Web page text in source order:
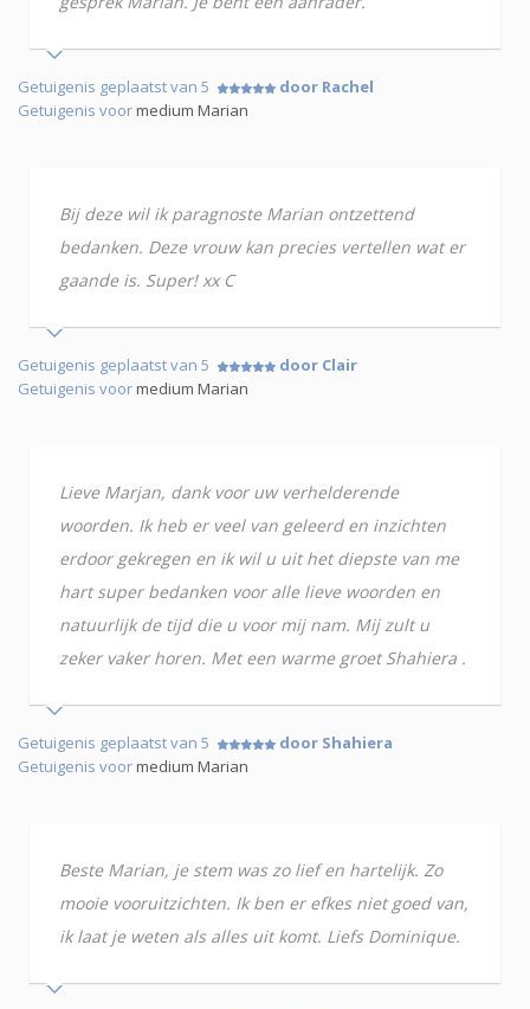
Getuigenis geplaatst van 5
door Rachel
Getuigenis voormedium Marian
Bij deze wil ik paragnoste Marian ontzettend
bedanken. Deze vrouw kan precies vertellen wat er
gaande is. Super! xx C
Getuigenis geplaatst van 5
door Clair
Getuigenis voormedium Marian
Lieve Marjan, dank voor uw verhelderende
woorden. Ik heb er veel van geleerd en inzichten
erdoor gekregen en ik wil u uit het diepste van me
hart super bedanken voor alle lieve woorden en
natuurlijk de tijd die u voor mij nam. Mij zult u
zeker vaker horen. Met een warme groet Shahiera .
Getuigenis geplaatst van 5
door Shahiera
Getuigenis voormedium Marian
Beste Marian, je stem was zo lief en hartelijk. Zo
mooie vooruitzichten. Ik ben er efkes niet goed van,
ik laat je weten als alles uit komt. Liefs Dominique.